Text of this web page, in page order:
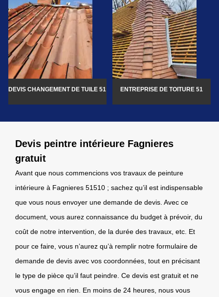
DEVIS CHANGEMENT DE TUILE 51 ENTREPRISE DE TOITURE 51
Devis peintre intérieure Fagnieres
gratuit
Avant que nous commencions vos travaux de peinture
intérieure à Fagnieres 51510 ; sachez qu’il est indispensable
que vous nous envoyer une demande de devis. Avec ce
document, vous aurez connaissance du budget à prévoir, du
coût de notre intervention, de la durée des travaux, etc. Et
pour ce faire, vous n’aurez qu’à remplir notre formulaire de
demande de devis avec vos coordonnées, tout en précisant
le type de pièce qu’il faut peindre. Ce devis est gratuit et ne
vous engage en rien. En moins de 24 heures, nous vous